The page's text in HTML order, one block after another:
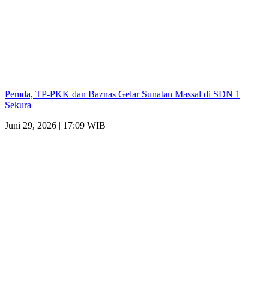
Pemda, TP-PKK dan Baznas Gelar Sunatan Massal di SDN 1
Sekura
Juni 29, 2026 | 17:09 WIB